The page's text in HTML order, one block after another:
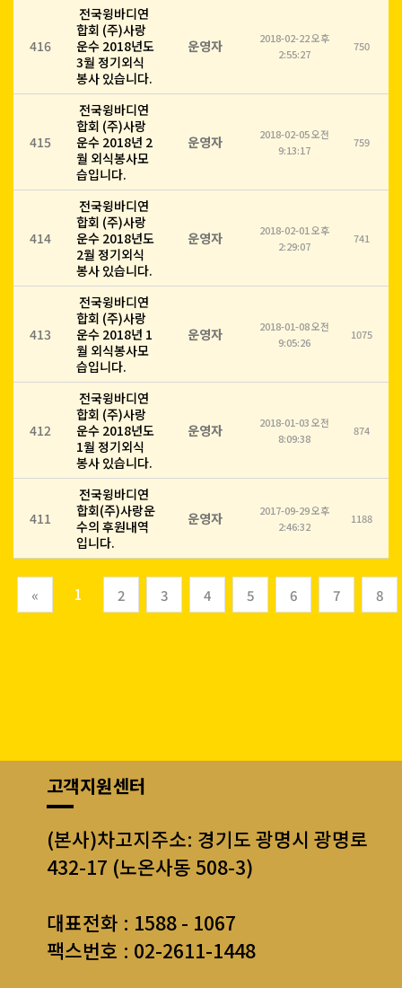
416
전국윙바디연
합회 (주)사랑
운수 2018년도
3월 정기외식
봉사 있습니다.
운영자
2018-02-22 오후
2:55:27
750
415
전국윙바디연
합회 (주)사랑
운수 2018년 2
월 외식봉사모
습입니다.
운영자
2018-02-05 오전
9:13:17
759
414
전국윙바디연
합회 (주)사랑
운수 2018년도
2월 정기외식
봉사 있습니다.
운영자
2018-02-01 오후
2:29:07
741
413
전국윙바디연
합회 (주)사랑
운수 2018년 1
월 외식봉사모
습입니다.
운영자
2018-01-08 오전
9:05:26
1075
412
전국윙바디연
합회 (주)사랑
운수 2018년도
1월 정기외식
봉사 있습니다.
운영자
2018-01-03 오전
8:09:38
874
411
전국윙바디연
합회(주)사랑운
수의 후원내역
입니다.
운영자
2017-09-29 오후
2:46:32
1188
« 1 (current)
2 3 4 5 6 7 8
고객지원센터
(본사)차고지주소: 경기도 광명시 광명로
432-17 (노온사동 508-3)
대표전화 : 1588 - 1067
팩스번호 : 02-2611-1448